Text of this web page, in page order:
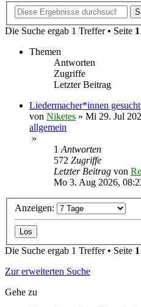
Die Suche ergab 1 Treffer • Seite 1
Themen
Antworten
Zugriffe
Letzter Beitrag
Liedermacher*innen
von Niketes » Mi 29. Jul
allgemein
»
1Antworten
572 Zugriffe
Letzter Beitrag von
Mo 3. Aug 2026,
Anzeigen:
Die Suche ergab 1 Treffer • Seite 1
Zur erweiterten Suche
Gehe zu